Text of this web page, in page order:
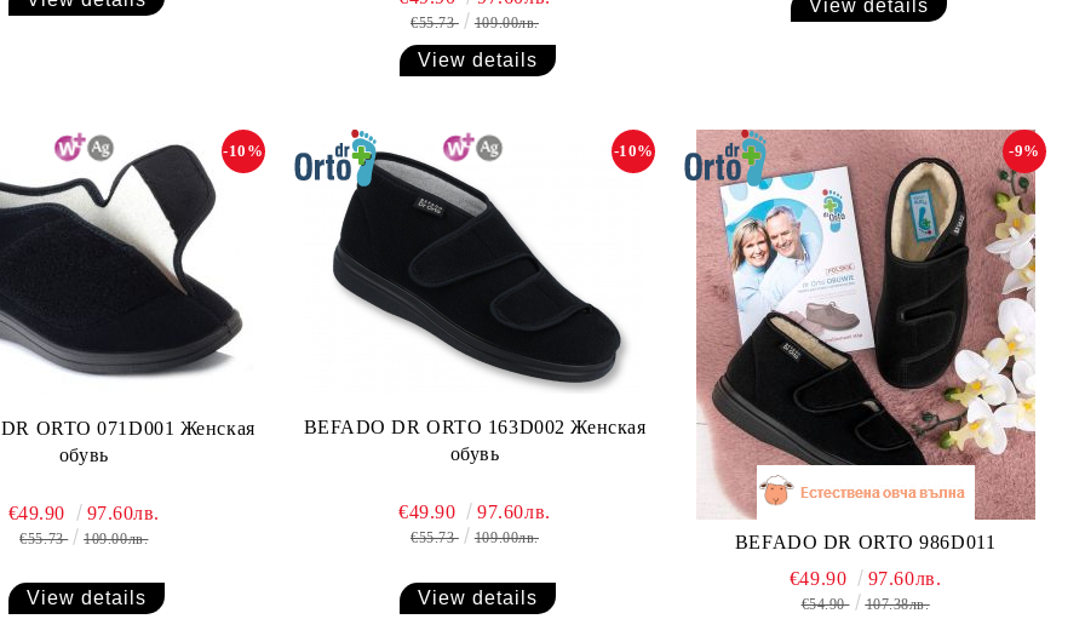
€55.73 109.00лв.
View details
View details
ORTO 071D001 Женская
обувь
-10%
€49.90 97.60лв.
€55.73 109.00лв.
View details
BEFADO DR ORTO 163D002 Женская
обувь
-10%
€49.90 97.60лв.
€55.73 109.00лв.
View details
BEFADO DR ORTO 986D011
-9%
€49.90 97.60лв.
€54.90 107.38лв.